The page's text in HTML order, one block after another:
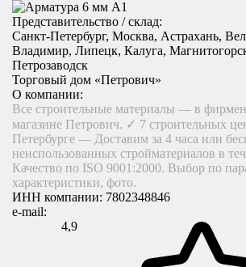
Представительство / склад:
Санкт-Петербург, Москва, Астрахань,
Владимир, Липецк, Калуга,
Петрозаводск
Торговый дом «Петрович»
О компании:
Все строительные материалы — в
магазине Петрович. ✓ 7 строительных
Петербурге — Доставим за 4 часа или
неиспользованных стройматериалов в
Качество по ISO 9001:2000. Выбор по
характеристики, фото.
ИНН компании: 7802348846
e-mail:
4,9